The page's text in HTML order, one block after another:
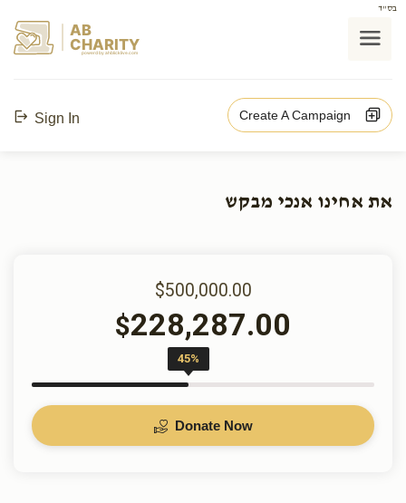
בס"ד
AB
CHARITY
powerd by ahblicklive.com
Sign In Create A Campaign
את אחינו אנכי מבקש
$500,000.00
$228,287.00
45%
Donate Now